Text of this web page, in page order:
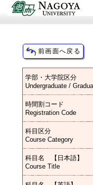
学部・大学院区分
Undergraduate /
時間割コード
Registration Code
科目区分
Course Category
科目名 【日本語】
Course Title